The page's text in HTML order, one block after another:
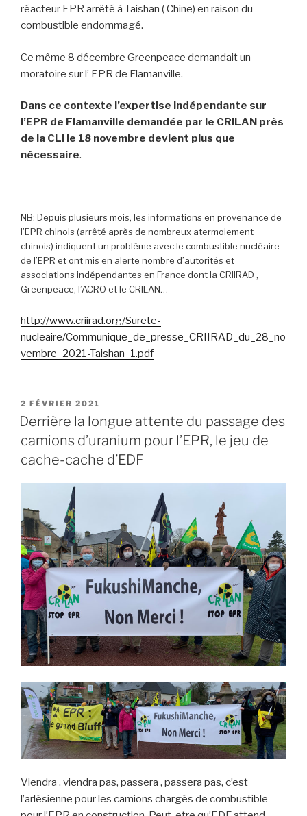
réacteur EPR arrêté à Taishan ( Chine) en raison du
combustible endommagé.
Ce même 8 décembre Greenpeace demandait un
moratoire sur l’ EPR de Flamanville.
Dans ce contexte l’expertise indépendante sur
l’EPR de Flamanville demandée par le CRILAN près
de la CLI le 18 novembre devient plus que
nécessaire.
—————————
NB: Depuis plusieurs mois, les informations en provenance de
l’EPR chinois (arrêté après de nombreux atermoiement
chinois) indiquent un problème avec le combustible nucléaire
de l’EPR et ont mis en alerte nombre d’autorités et
associations indépendantes en France dont la CRIIRAD ,
Greenpeace, l’ACRO et le CRILAN…
http://www.criirad.org/Surete-
nucleaire/Communique_de_presse_CRIIRAD_du_28_no
vembre_2021-Taishan_1.pdf
PUBLIÉ
LE
2 FÉVRIER 2021
Derrière la longue attente du passage des
camions d’uranium pour l’EPR, le jeu de
cache-cache d’EDF
Viendra , viendra pas, passera , passera pas, c’est
l’arlésienne pour les camions chargés de combustible